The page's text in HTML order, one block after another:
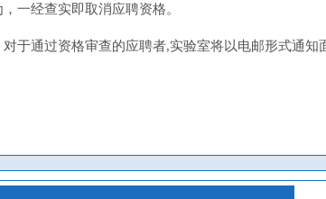
一经查实即取消应聘资格。
于通过资格审查的应聘者,实验室将以电邮形式通知